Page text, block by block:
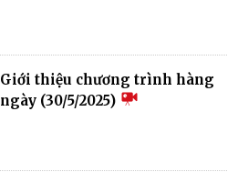
Giới thiệu chương trình hàng
ngày (30/5/2025)